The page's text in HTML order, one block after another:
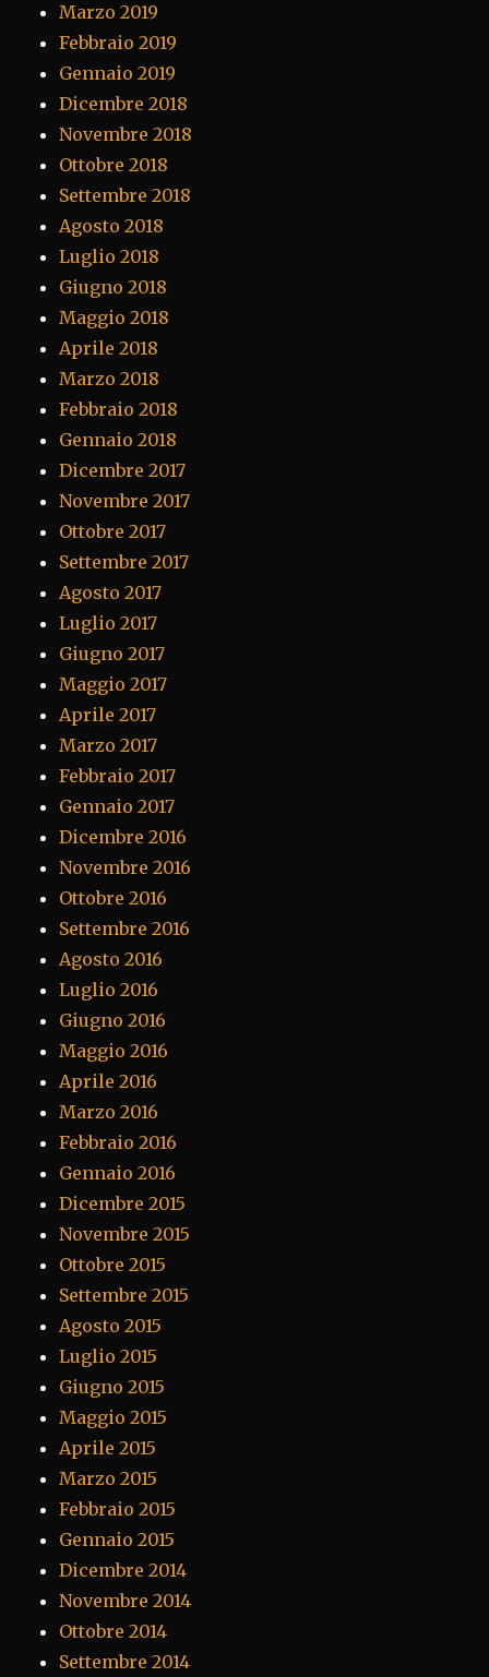
Marzo 2019
Febbraio 2019
Gennaio 2019
Dicembre 2018
Novembre 2018
Ottobre 2018
Settembre 2018
Agosto 2018
Luglio 2018
Giugno 2018
Maggio 2018
Aprile 2018
Marzo 2018
Febbraio 2018
Gennaio 2018
Dicembre 2017
Novembre 2017
Ottobre 2017
Settembre 2017
Agosto 2017
Luglio 2017
Giugno 2017
Maggio 2017
Aprile 2017
Marzo 2017
Febbraio 2017
Gennaio 2017
Dicembre 2016
Novembre 2016
Ottobre 2016
Settembre 2016
Agosto 2016
Luglio 2016
Giugno 2016
Maggio 2016
Aprile 2016
Marzo 2016
Febbraio 2016
Gennaio 2016
Dicembre 2015
Novembre 2015
Ottobre 2015
Settembre 2015
Agosto 2015
Luglio 2015
Giugno 2015
Maggio 2015
Aprile 2015
Marzo 2015
Febbraio 2015
Gennaio 2015
Dicembre 2014
Novembre 2014
Ottobre 2014
Settembre 2014